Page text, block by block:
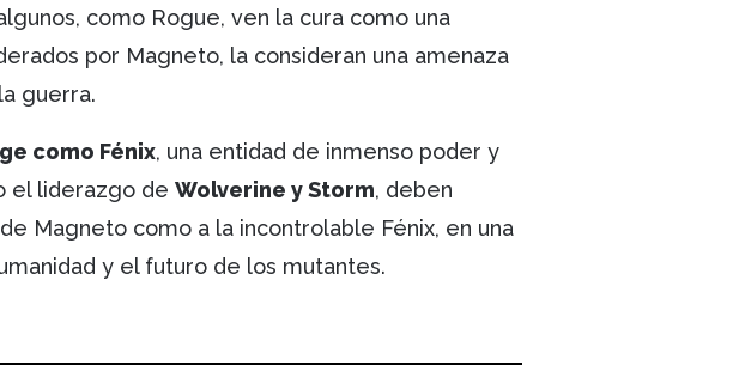
como Rogue, ven la cura como una
por Magneto, la consideran una amenaza
guerra.
como Fénix, una entidad de inmenso poder y
el liderazgo de Wolverine y Storm, deben
Magneto como a la incontrolable Fénix, en una
y el futuro de los mutantes.